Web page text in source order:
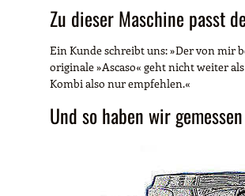
Zu dieser Maschine passt
Ein Kunde schreibt uns: »Der von mir
originale »Ascaso« geht nicht weiter
Kombi also nur empfehlen.«
Und so haben wir gemessen